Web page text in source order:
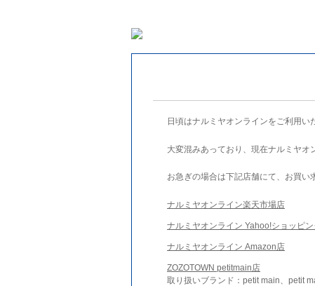
日頃はナルミヤオンラインをご利用い
大変混みあっており、現在ナルミヤオ
お急ぎの場合は下記店舗にて、お買い
ナルミヤオンライン楽天市場店
ナルミヤオンライン Yahoo!ショッピ
ナルミヤオンライン Amazon店
ZOZOTOWN petitmain店
取り扱いブランド：petit main、petit